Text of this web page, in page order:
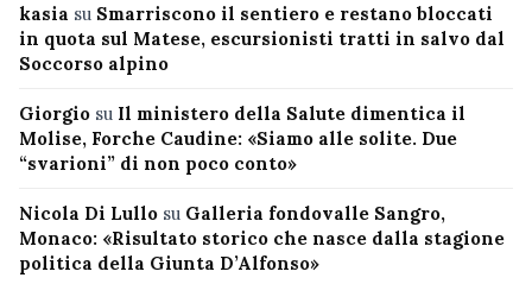
kasia su Smarriscono il sentiero e restano bloccati
in quota sul Matese, escursionisti tratti in salvo dal
Soccorso alpino
Giorgio su Il ministero della Salute dimentica il
Molise, Forche Caudine: «Siamo alle solite. Due
“svarioni” di non poco conto»
Nicola Di Lullo su Galleria fondovalle Sangro,
Monaco: «Risultato storico che nasce dalla stagione
politica della Giunta D’Alfonso»